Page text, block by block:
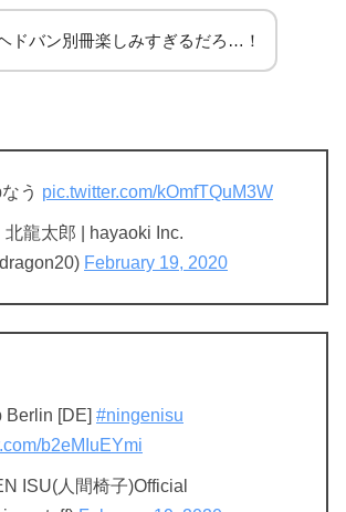
ドバン別冊楽しみすぎるだろ…！
う pic.twitter.com/kOmfTQuM3W
龍太郎 | hayaoki Inc.
February 19, 2020
Berlin [DE] #ningenisu
b2eMIuEYmi
ISU(人間椅子)Official